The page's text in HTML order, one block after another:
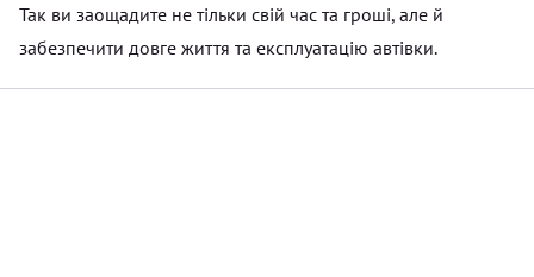
Так ви заощадите не тільки свій час та гроші, але й
забезпечити довге життя та експлуатацію автівки.